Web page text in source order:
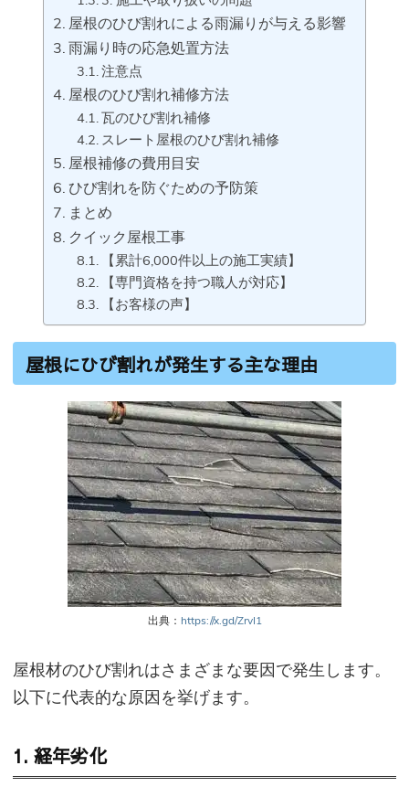
屋根のひび割れによる雨漏りが与える影響
雨漏り時の応急処置方法
注意点
屋根のひび割れ補修方法
瓦のひび割れ補修
スレート屋根のひび割れ補修
屋根補修の費用目安
ひび割れを防ぐための予防策
まとめ
クイック屋根工事
【累計6,000件以上の施工実績】
【専門資格を持つ職人が対応】
【お客様の声】
屋根にひび割れが発生する主な理由
出典： https://x.gd/ZrvI1
屋根材のひび割れはさまざまな要因で発生します。
以下に代表的な原因を挙げます。
1. 経年劣化